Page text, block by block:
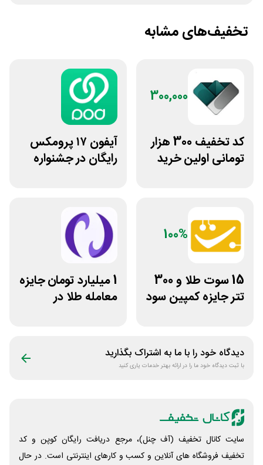
تخفیف‌های مشابه
300,000
کد تخفیف 300 هزار
تومانی اولین خرید
آیفون ۱۷ پرومکس
رایگان در جشنواره
100%
15 سوت طلا و 300
تتر جایزه کمپین سود
1 میلیارد تومان جایزه
معامله طلا در
دیدگاه خود را با ما به اشتراک بگذارید
با ثبت دیدگاه خود ما را در ارائه بهتر خدمات یاری کنید
سایت کانال تخفیف (آف چنل)، مرجع دریافت رایگان کوپن و کد
تخفیف فروشگاه های آنلاین و کسب و‌ کارهای اینترنتی است. در حال